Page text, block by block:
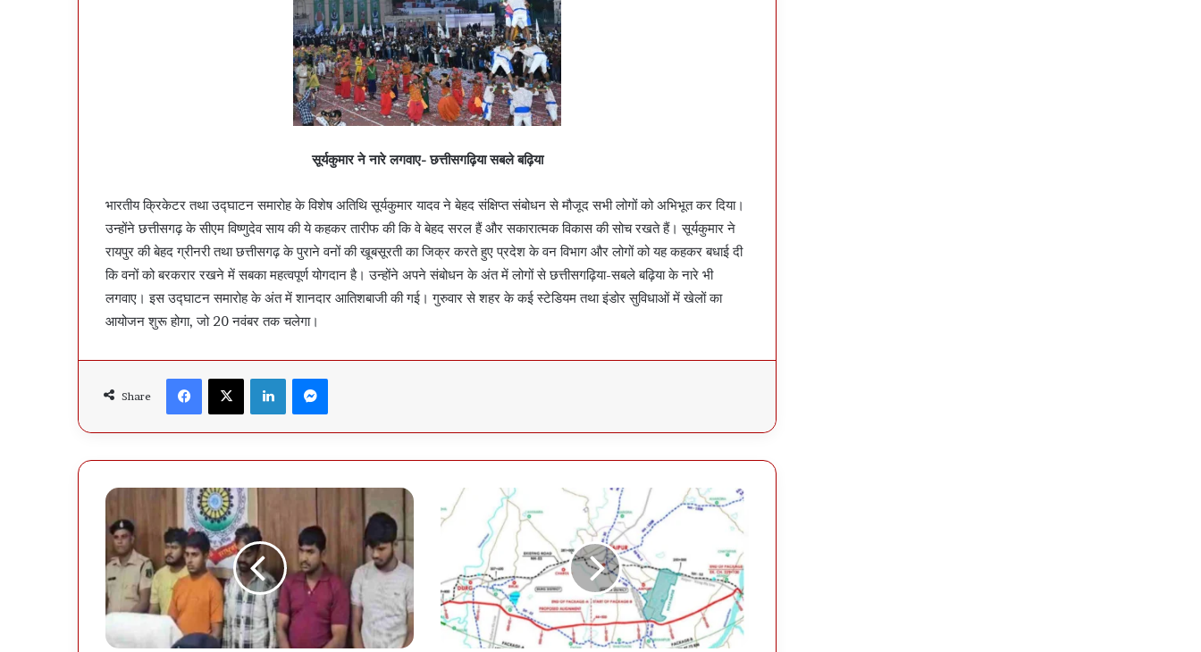
सूर्यकुमार ने नारे लगवाए- छत्तीसगढ़िया सबले बढ़िया
भारतीय क्रिकेटर तथा उद्घाटन समारोह के विशेष अतिथि सूर्यकुमार यादव ने बेहद संक्षिप्त संबोधन से मौजूद सभी लोगों को अभिभूत कर दिया।
उन्होंने छत्तीसगढ़ के सीएम विष्णुदेव साय की ये कहकर तारीफ की कि वे बेहद सरल हैं और सकारात्मक विकास की सोच रखते हैं। सूर्यकुमार ने
रायपुर की बेहद ग्रीनरी तथा छत्तीसगढ़ के पुराने वनों की खूबसूरती का जिक्र करते हुए प्रदेश के वन विभाग और लोगों को यह कहकर बधाई दी
कि वनों को बरकरार रखने में सबका महत्वपूर्ण योगदान है। उन्होंने अपने संबोधन के अंत में लोगों से छत्तीसगढ़िया-सबले बढ़िया के नारे भी
लगवाए। इस उद्घाटन समारोह के अंत में शानदार आतिशबाजी की गई। गुरुवार से शहर के कई स्टेडियम तथा इंडोर सुविधाओं में खेलों का
आयोजन शुरू होगा, जो 20 नवंबर तक चलेगा।
Share
Facebook X LinkedIn